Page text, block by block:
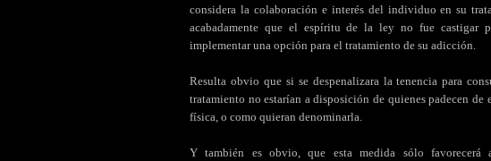
considera la colaboración e interés del individuo en su
acabadamente que el espíritu de la ley no fue castigar
implementar una opción para el tratamiento de su adicción.
Resulta obvio que si se despenalizara la tenencia para
tratamiento no estarían a disposición de quienes padecen de
física, o como quieran denominarla.
Y también es obvio, que esta medida sólo favorecerá